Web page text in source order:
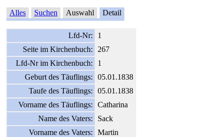
Alles Suchen Auswahl Detail
Lfd-Nr:
1
Seite im Kirchenbuch:
267
Lfd-Nr im Kirchenbuch:
1
Geburt des Täuflings:
05.01.1838
Taufe des Täuflings:
05.01.1838
Vorname des Täuflings:
Catharina
Name des Vaters:
Sack
Vorname des Vaters:
Martin